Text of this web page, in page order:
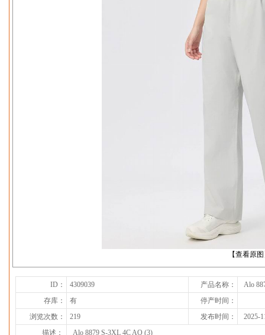
【查看原
下一张
ID： 4309039 产品名称：
Alo
存库：
有
停产时间：
浏览次数：
219 发布时间：
2025-
描述：
Alo 8879 S-3XL 4C AO (3)